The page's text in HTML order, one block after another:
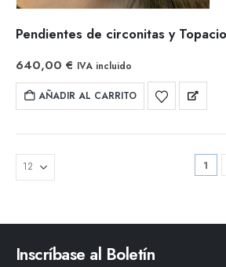
Pendientes de circonitas y
640,00 € IVA incluido
AÑADIR AL CARRITO
1
Inscríbase al Boletín